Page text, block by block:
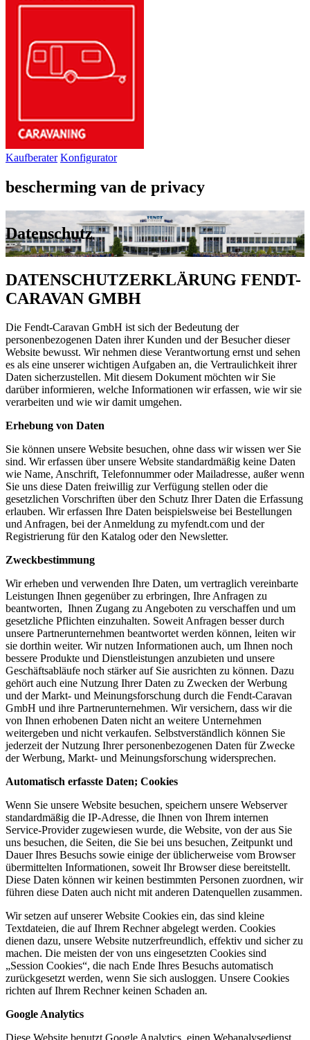
Kaufberater Konfigurator
bescherming van de privacy
Datenschutz
DATENSCHUTZERKLÄRUNG FENDT-
CARAVAN GMBH
Die Fendt-Caravan GmbH ist sich der Bedeutung der
personenbezogenen Daten ihrer Kunden und der Besucher dieser
Website bewusst. Wir nehmen diese Verantwortung ernst und sehen
es als eine unserer wichtigen Aufgaben an, die Vertraulichkeit ihrer
Daten sicherzustellen. Mit diesem Dokument möchten wir Sie
darüber informieren, welche Informationen wir erfassen, wie wir sie
verarbeiten und wie wir damit umgehen.
Erhebung von Daten
Sie können unsere Website besuchen, ohne dass wir wissen wer Sie
sind. Wir erfassen über unsere Website standardmäßig keine Daten
wie Name, Anschrift, Telefonnummer oder Mailadresse, außer wenn
Sie uns diese Daten freiwillig zur Verfügung stellen oder die
gesetzlichen Vorschriften über den Schutz Ihrer Daten die Erfassung
erlauben. Wir erfassen Ihre Daten beispielsweise bei Bestellungen
und Anfragen, bei der Anmeldung zu myfendt.com und der
Registrierung für den Katalog oder den Newsletter.
Zweckbestimmung
Wir erheben und verwenden Ihre Daten, um vertraglich vereinbarte
Leistungen Ihnen gegenüber zu erbringen, Ihre Anfragen zu
beantworten, Ihnen Zugang zu Angeboten zu verschaffen und um
gesetzliche Pflichten einzuhalten. Soweit Anfragen besser durch
unsere Partnerunternehmen beantwortet werden können, leiten wir
sie dorthin weiter. Wir nutzen Informationen auch, um Ihnen noch
bessere Produkte und Dienstleistungen anzubieten und unsere
Geschäftsabläufe noch stärker auf Sie ausrichten zu können. Dazu
gehört auch eine Nutzung Ihrer Daten zu Zwecken der Werbung
und der Markt- und Meinungsforschung durch die Fendt-Caravan
GmbH und ihre Partnerunternehmen. Wir versichern, dass wir die
von Ihnen erhobenen Daten nicht an weitere Unternehmen
weitergeben und nicht verkaufen. Selbstverständlich können Sie
jederzeit der Nutzung Ihrer personenbezogenen Daten für Zwecke
der Werbung, Markt- und Meinungsforschung widersprechen.
Automatisch erfasste Daten; Cookies
Wenn Sie unsere Website besuchen, speichern unsere Webserver
standardmäßig die IP-Adresse, die Ihnen von Ihrem internen
Service-Provider zugewiesen wurde, die Website, von der aus Sie
uns besuchen, die Seiten, die Sie bei uns besuchen, Zeitpunkt und
Dauer Ihres Besuchs sowie einige der üblicherweise vom Browser
übermittelten Informationen, soweit Ihr Browser diese bereitstellt.
Diese Daten können wir keinen bestimmten Personen zuordnen, wir
führen diese Daten auch nicht mit anderen Datenquellen zusammen.
Wir setzen auf unserer Website Cookies ein, das sind kleine
Textdateien, die auf Ihrem Rechner abgelegt werden. Cookies
dienen dazu, unsere Website nutzerfreundlich, effektiv und sicher zu
machen. Die meisten der von uns eingesetzten Cookies sind
„Session Cookies“, die nach Ende Ihres Besuchs automatisch
zurückgesetzt werden, wenn Sie sich ausloggen. Unsere Cookies
richten auf Ihrem Rechner keinen Schaden an.
Google Analytics